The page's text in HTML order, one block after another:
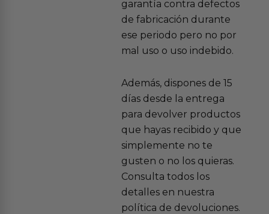
garantía contra defectos
de fabricación durante
ese periodo pero no por
mal uso o uso indebido.
Además, dispones de 15
días desde la entrega
para devolver productos
que hayas recibido y que
simplemente no te
gusten o no los quieras.
Consulta todos los
detalles en nuestra
política de devoluciones.